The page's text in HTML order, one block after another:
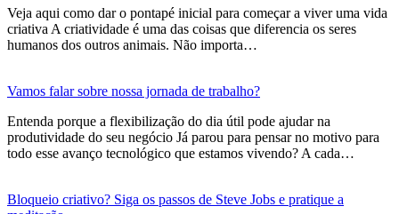
Veja aqui como dar o pontapé inicial para começar a viver uma vida
criativa A criatividade é uma das coisas que diferencia os seres
humanos dos outros animais. Não importa…
Vamos falar sobre nossa jornada de trabalho?
Entenda porque a flexibilização do dia útil pode ajudar na
produtividade do seu negócio Já parou para pensar no motivo para
todo esse avanço tecnológico que estamos vivendo? A cada…
Bloqueio criativo? Siga os passos de Steve Jobs e pratique a